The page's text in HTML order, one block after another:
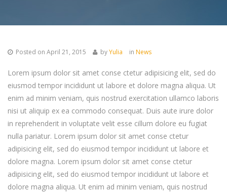
Posted on April 21, 2015 byYulia in News
Lorem ipsum dolor sit amet conse ctetur adipisicing elit, sed do
eiusmod tempor incididunt ut labore et dolore magna aliqua. Ut
enim ad minim veniam, quis nostrud exercitation ullamco laboris
nisi ut aliquip ex ea commodo consequat. Duis aute irure dolor
in reprehenderit in voluptate velit esse cillum dolore eu fugiat
nulla pariatur. Lorem ipsum dolor sit amet conse ctetur
adipisicing elit, sed do eiusmod tempor incididunt ut labore et
dolore magna. Lorem ipsum dolor sit amet conse ctetur
adipisicing elit, sed do eiusmod tempor incididunt ut labore et
dolore magna aliqua. Ut enim ad minim veniam, quis nostrud